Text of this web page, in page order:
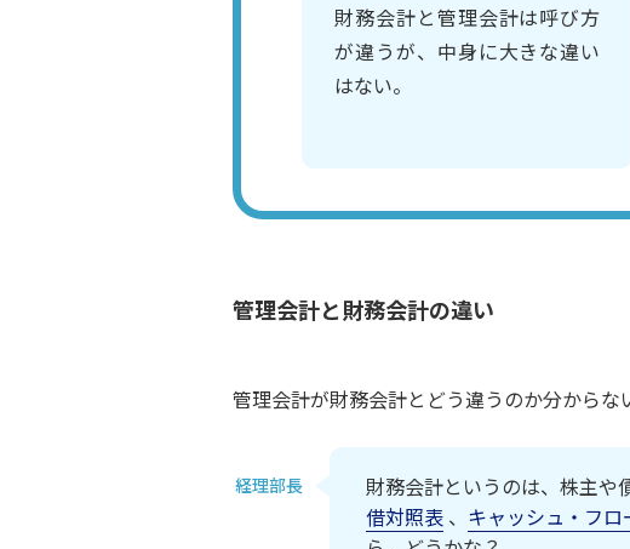
財務会計と管理会計は呼び方
が違うが、中身に大きな違い
はない。
管理会計と財務会計の違い
管理会計が財務会計とどう違うのか分からな
経理部長 財務会計というのは、株主や
借対照表 、 キャッシュ・フロ